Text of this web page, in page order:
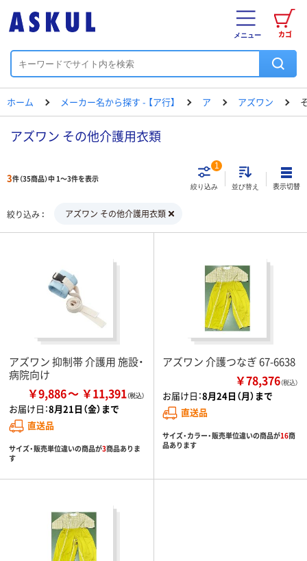
カゴ
メニュー
ホーム メーカー名から探す - 【ア行】 ア アズワン
アズワン その他介護用衣類
3件（35商品）中 1～3件を表示
絞り込み
1
並び替え 表示切替
絞り込み アズワン その他介護用衣類
アズワン 抑制帯 介護用 施設・
病院向け
￥9,886 ￥11,391
お届け日：8月21日（金）まで
直送品
サイズ・販売単位違いの商品が3商品ありま
す
アズワン 介護つなぎ 67-6638
￥78,376（税込）
お届け日：8月24日（月）まで
直送品
サイズ・カラー・販売単位違いの商品が16商
品あります